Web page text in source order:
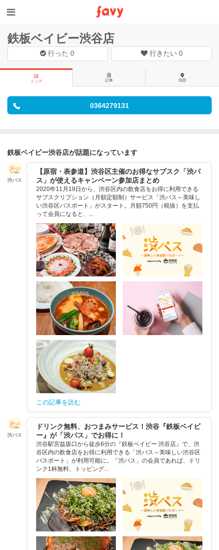
鉄板ベイビー渋谷店
行った0 行きたい 0
トップ 記事 地図
0364279131
鉄板ベイビー渋谷店が話題になっています
渋パス
【原宿・表参道】渋谷区主催のお得なサブスク「渋パ
ス」が使えるキャンペーン参加店まとめ
2020年11月19日から、渋谷区内の飲食店をお得に利用できる
サブスクリプション（月額定額制）サービス「渋パス～美味し
い渋谷区パスポート」がスタート。月額750円（税抜）を支払
って会員になると、...
この記事を読む
渋パス
ドリンク無料、おつまみサービス！渋谷『鉄板ベイビ
ー』が「渋パス」でお得に！
渋谷駅宮益坂口から徒歩6分の『鉄板ベイビー 渋谷店』で、渋
谷区内の飲食店をお得に利用できる「渋パス～美味しい渋谷区
パスポート」が利用可能に。「渋パス」の会員であれば、ドリ
ンク1杯無料、トッピング...